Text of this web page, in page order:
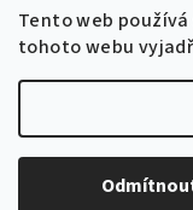
Tento web
tohoto webu